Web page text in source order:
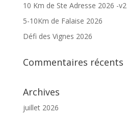
10 Km de Ste Adresse 2026 -v2
5-10Km de Falaise 2026
Défi des Vignes 2026
Commentaires récents
Archives
juillet 2026